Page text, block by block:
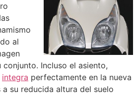
al
Incluso el asiento,
integra perfectamente en la nueva
su reducida altura del suelo